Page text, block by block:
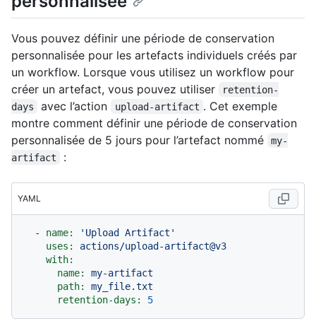
Vous pouvez définir une période de conservation
personnalisée pour les artefacts individuels créés par
un workflow. Lorsque vous utilisez un workflow pour
créer un artefact, vous pouvez utiliser
retention-
days
avec l’action upload-artifact . Cet exemple
montre comment définir une période de conservation
personnalisée de 5 jours pour l’artefact nommé
my-
artifact
:
YAML
- name:
'Upload Artifact'
uses:
actions/upload-artifact@v3
with:
name:
my-artifact
path:
my_file.txt
retention-days:
5